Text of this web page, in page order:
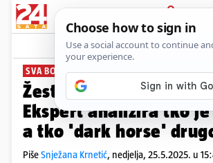
PRIJAVA
News
SVA BOJNA POLJA PLUS+
Žestoke bitke bez
Ekspert analizira tko
a tko 'dark horse'
PišeSnježana Krnetić, nedjelja, 25.5.2025. u